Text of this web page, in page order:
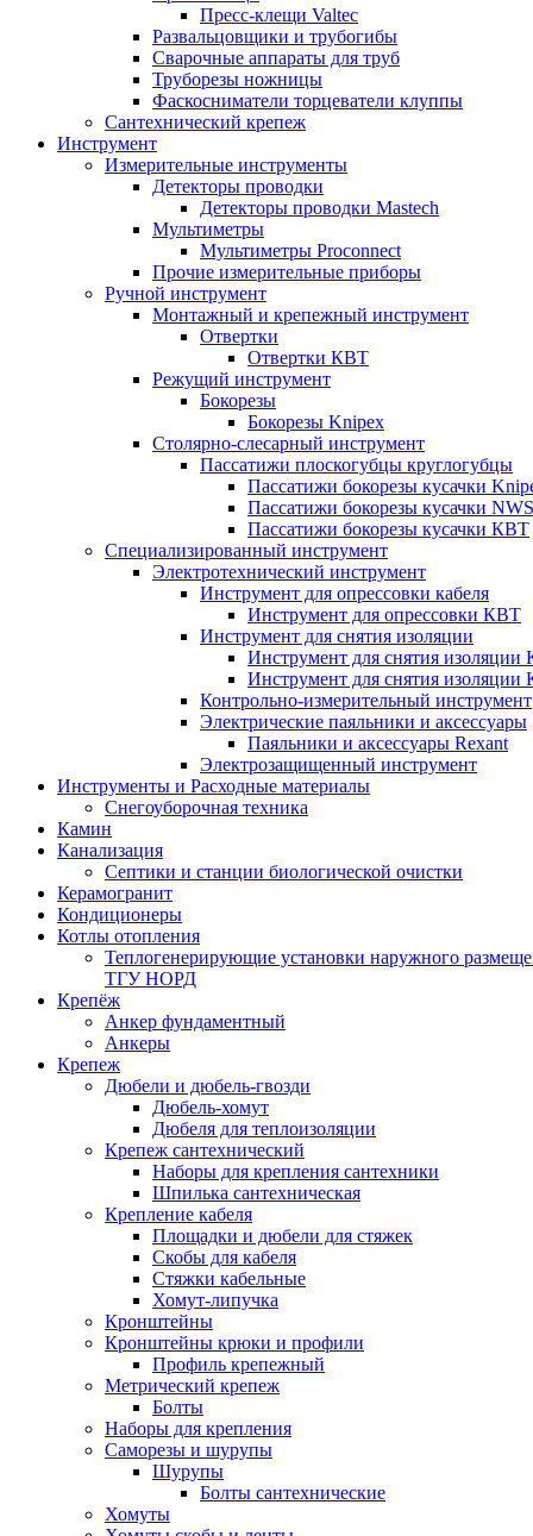
Пресс-клещи Valtec
Развальцовщики и трубогибы
Сварочные аппараты для труб
Труборезы ножницы
Фаскосниматели торцеватели клуппы
Сантехнический крепеж
Инструмент
Измерительные инструменты
Детекторы проводки
Детекторы проводки Mastech
Мультиметры
Мультиметры Proconnect
Прочие измерительные приборы
Ручной инструмент
Монтажный и крепежный инструмент
Отвертки
Отвертки КВТ
Режущий инструмент
Бокорезы
Бокорезы Knipex
Столярно-слесарный инструмент
Пассатижи плоскогубцы круглогубцы
Пассатижи бокорезы кусачки
Пассатижи бокорезы кусачки NWS
Пассатижи бокорезы кусачки КВТ
Специализированный инструмент
Электротехнический инструмент
Инструмент для опрессовки кабеля
Инструмент для опрессовки КВТ
Инструмент для снятия изоляции
Инструмент для снятия изоляции
Инструмент для снятия
Контрольно-измерительный инструмент
Электрические паяльники и аксессуары
Паяльники и аксессуары Rexant
Электрозащищенный инструмент
Инструменты и Расходные материалы
Снегоуборочная техника
Камин
Канализация
Септики и станции биологической очистки
Керамогранит
Кондиционеры
Котлы отопления
Теплогенерирующие установки наружного
ТГУ НОРД
Крепёж
Анкер фундаментный
Анкеры
Крепеж
Дюбели и дюбель-гвозди
Дюбель-хомут
Дюбеля для теплоизоляции
Крепеж сантехнический
Наборы для крепления сантехники
Шпилька сантехническая
Крепление кабеля
Площадки и дюбели для стяжек
Скобы для кабеля
Стяжки кабельные
Хомут-липучка
Кронштейны
Кронштейны крюки и профили
Профиль крепежный
Метрический крепеж
Болты
Наборы для крепления
Саморезы и шурупы
Шурупы
Болты сантехнические
Хомуты